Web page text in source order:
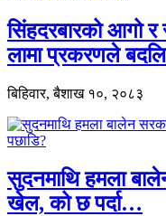
सिंहदरबारको आगो
लामा प्रकरणले
बिहिवार, बैशाख १०, २०८३
सुदनमाथि हमला
खेल, को छ पर्दा…